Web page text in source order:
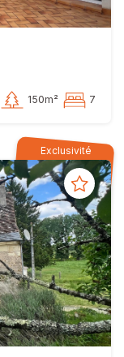
150m² 7
Exclusivité